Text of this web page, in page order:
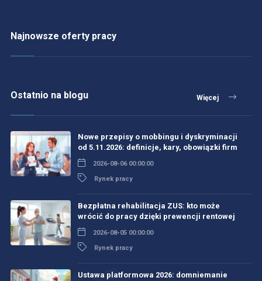
Najnowsze oferty pracy
Ostatnio na blogu Więcej
Nowe przepisy o mobbingu i dyskryminacji
od 5.11.2026: definicje, kary, obowiązki firm
2026-08-06 00:00:00
Rynek pracy
Bezpłatna rehabilitacja ZUS: kto może
wrócić do pracy dzięki prewencji rentowej
2026-08-05 00:00:00
Rynek pracy
Ustawa platformowa 2026: domniemanie